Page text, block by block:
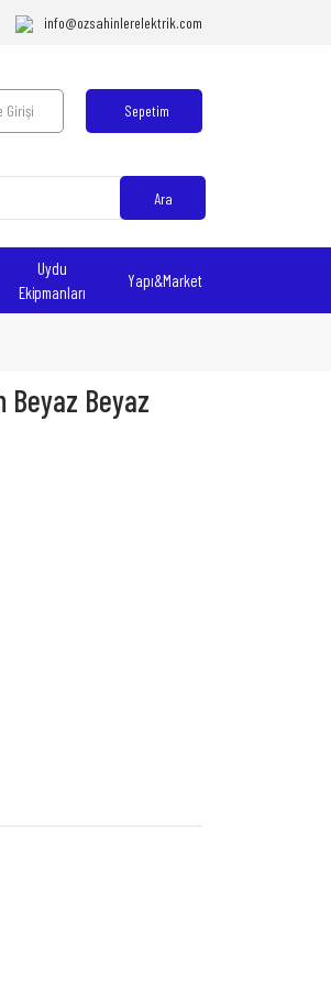
info@ozsahinlerelektrik.com
Girişi Sepetim
Ara
Uydu
Ekipmanları
Yapı&Market
Beyaz Beyaz